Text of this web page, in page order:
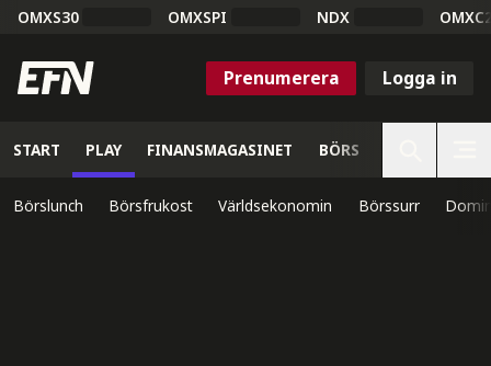
OMXS30 OMXSPI NDX
Prenumerera Logga in
START PLAY FINANSMAGASINET BÖRS
Börslunch Börsfrukost Världsekonomin Börssurr